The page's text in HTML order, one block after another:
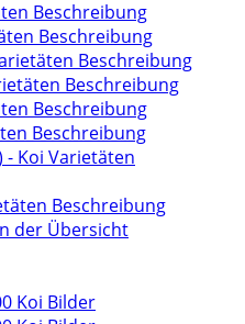
Beschreibung
Beschreibung
Beschreibung
Beschreibung
Beschreibung
Beschreibung
Koi Varietäten
Beschreibung
der Übersicht
Koi Bilder